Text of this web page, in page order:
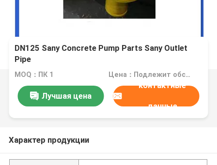
DN125 Sany Concrete Pump Parts Sany Outlet
Pipe
MOQ：ПК 1 Цена：Подлежит обсуждению
Лучшая цена
контактные
данные
Характер продукции